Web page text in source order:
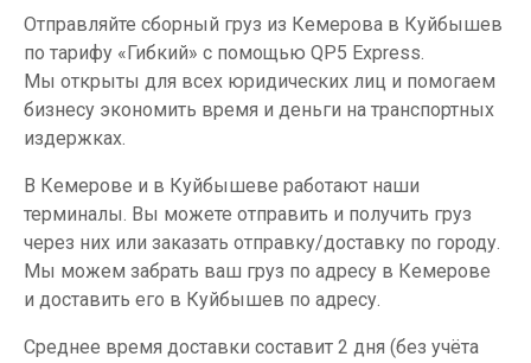
Отправляйте сборный груз из Кемерова в Куйбышев
по тарифу «Гибкий» с помощью QP5 Express.
Мы открыты для всех юридических лиц и помогаем
бизнесу экономить время и деньги на транспортных
издержках.
В Кемерове и в Куйбышеве работают наши
терминалы. Вы можете отправить и получить груз
через них или заказать отправку/доставку по городу.
Мы можем забрать ваш груз по адресу в Кемерове
и доставить его в Куйбышев по адресу.
Среднее время доставки составит 2 дня (без учёта